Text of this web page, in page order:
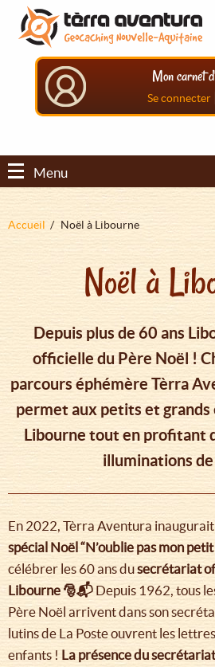
Aller
contenu
principal
Aller
menu
principal
Aller
pied
Mon carnet
Se connecter
Menu
Fil
Accueil Noël à Libourne
Noël à
Depuis plus de 60 ans
officielle du Père Noël !
parcours éphémère Tèrra
permet aux petits et grands
Libourne tout en profitant
illuminations
En 2022, Tèrra Aventura
spécial Noël “N’oublie pas mon
célébrer les 60 ans dusecrétariat
Libourne 🎅📬 Depuis 1962, tous
Père Noël arrivent dans son
lutins de La Poste ouvrent les
enfants ! La présence du